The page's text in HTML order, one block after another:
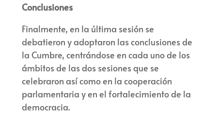
Conclusiones
Finalmente, en la última sesión se
debatieron y adoptaron las conclusiones de
la Cumbre, centrándose en cada uno de los
ámbitos de las dos sesiones que se
celebraron así como en la cooperación
parlamentaria y en el fortalecimiento de la
democracia.